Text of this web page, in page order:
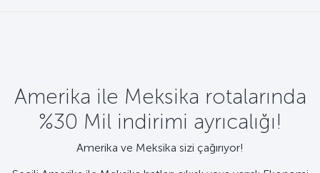
Amerika ile Meksika rotalarında
%30 Mil indirimi ayrıcalığı!
Amerika ve Meksika sizi çağırıyor!